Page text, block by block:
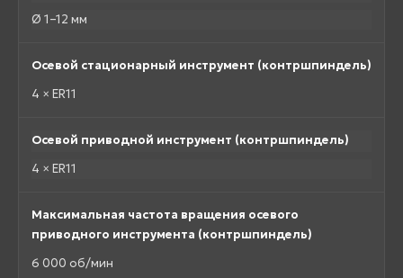
Ø 1–12 мм
Осевой стационарный инструмент (контршпиндель)
4 × ER11
Осевой приводной инструмент (контршпиндель)
4 × ER11
Максимальная частота вращения осевого
приводного инструмента (контршпиндель)
6 000 об/мин